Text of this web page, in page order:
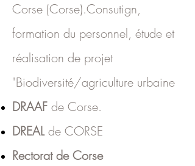
Corse (Corse).Consutign,
formation du personnel, étude et
réalisation de projet
"Biodiversité/agriculture urbaine
DRAAF de Corse.
DREALde CORSE
Rectorat de Corse